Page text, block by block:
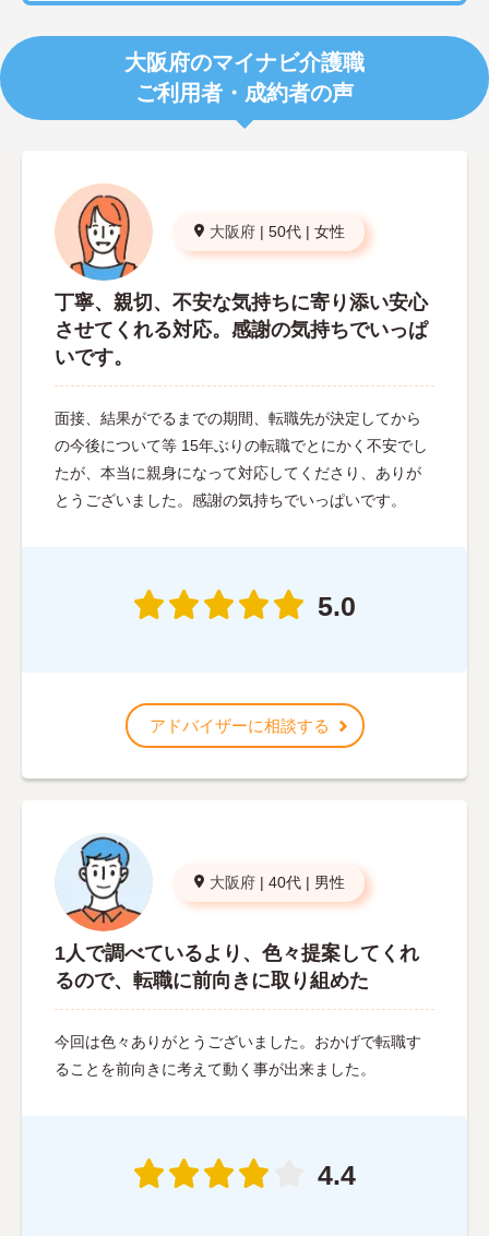
大阪府のマイナビ介護職
ご利用者・成約者の声
大阪府 | 50代 | 女性
丁寧、親切、不安な気持ちに寄り添い安心
させてくれる対応。感謝の気持ちでいっぱ
いです。
面接、結果がでるまでの期間、転職先が決定してから
の今後について等 15年ぶりの転職でとにかく不安でし
たが、本当に親身になって対応してくださり、ありが
とうございました。感謝の気持ちでいっぱいです。
5.0
アドバイザーに相談する
大阪府 | 40代 | 男性
1人で調べているより、色々提案してくれ
るので、転職に前向きに取り組めた
今回は色々ありがとうございました。おかげで転職す
ることを前向きに考えて動く事が出来ました。
4.4